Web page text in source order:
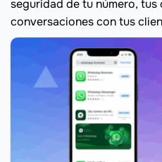
seguridad de tu número,
conversaciones con tus